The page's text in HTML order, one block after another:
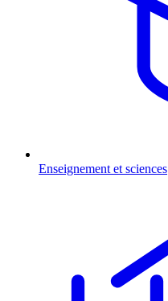
Enseignement et sciences